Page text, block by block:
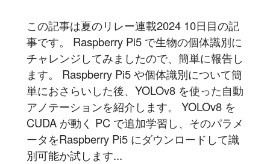
この記事は夏のリレー連載2024 10日目の記
事です。 Raspberry Pi5 で生物の個体識別に
チャレンジしてみましたので、簡単に報告し
ます。 Raspberry Pi5 や個体識別について簡
単におさらいした後、YOLOv8 を使った自動
アノテーションを紹介します。 YOLOv8 を
CUDA が動く PC で追加学習し、そのパラメ
ータをRaspberry Pi5 にダウンロードして識
別可能か試します...